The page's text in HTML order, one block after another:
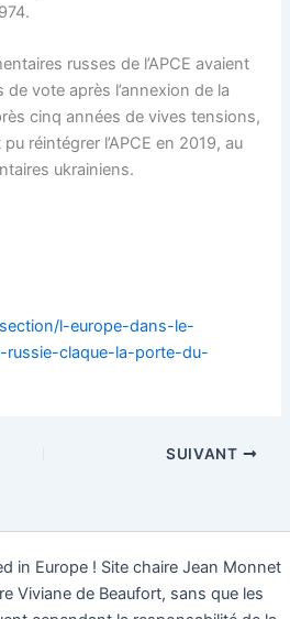
russes de l’APCE avaient
vote après l’annexion de la
cinq années de vives tensions,
réintégrer l’APCE en 2019, au
ukrainiens.
l-europe-dans-le-
russie-claque-la-porte-du-
SUIVANT
in Europe ! Site chaire Jean Monnet
Viviane de Beaufort, sans que les